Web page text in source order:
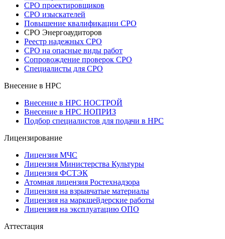
СРО проектировщиков
СРО изыскателей
Повышение квалификации СРО
СРО Энергоаудиторов
Реестр надежных СРО
СРО на опасные виды работ
Сопровождение проверок СРО
Специалисты для СРО
Внесение в НРС
Внесение в НРС НОСТРОЙ
Внесение в НРС НОПРИЗ
Подбор специалистов для подачи в НРС
Лицензирование
Лицензия МЧС
Лицензия Министерства Культуры
Лицензия ФСТЭК
Атомная лицензия Ростехнадзора
Лицензия на взрывчатые материалы
Лицензия на маркшейдерские работы
Лицензия на эксплуатацию ОПО
Аттестация